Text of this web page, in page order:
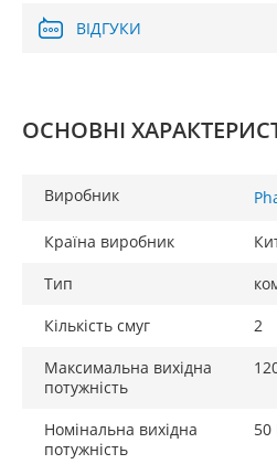
ВІДГУКИ
ОСНОВНІ
Виробник
Країна виробник
Тип
Кількість смуг
2
Максимальна вихідна
потужність
Номінальна вихідна
потужність
50